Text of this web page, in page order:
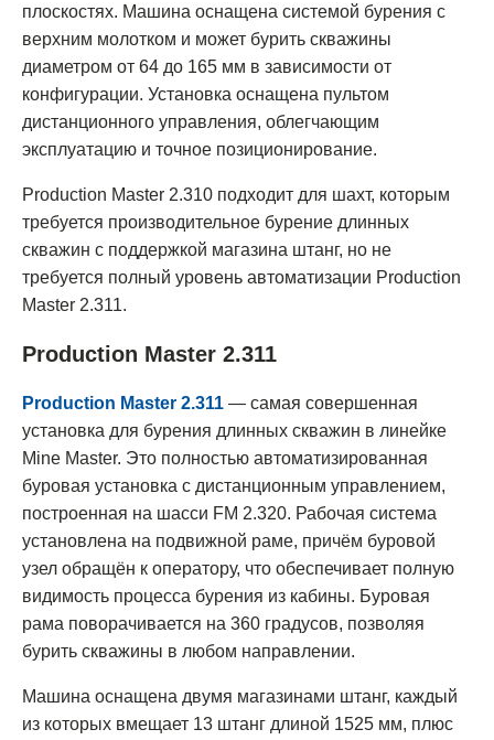
плоскостях. Машина оснащена системой бурения с
верхним молотком и может бурить скважины
диаметром от 64 до 165 мм в зависимости от
конфигурации. Установка оснащена пультом
дистанционного управления, облегчающим
эксплуатацию и точное позиционирование.
Production Master 2.310 подходит для шахт, которым
требуется производительное бурение длинных
скважин с поддержкой магазина штанг, но не
требуется полный уровень автоматизации Production
Master 2.311.
Production Master 2.311
Production Master 2.311 — самая совершенная
установка для бурения длинных скважин в линейке
Mine Master. Это полностью автоматизированная
буровая установка с дистанционным управлением,
построенная на шасси FM 2.320. Рабочая система
установлена на подвижной раме, причём буровой
узел обращён к оператору, что обеспечивает полную
видимость процесса бурения из кабины. Буровая
рама поворачивается на 360 градусов, позволяя
бурить скважины в любом направлении.
Машина оснащена двумя магазинами штанг, каждый
из которых вмещает 13 штанг длиной 1525 мм, плюс